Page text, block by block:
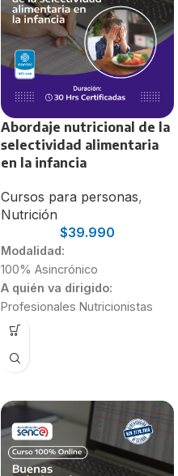
Abordaje nutricional de la
selectividad alimentaria
en la infancia
Cursos para personas,
Nutrición
$39.990
Modalidad:
100% Asincrónico
A quién va dirigido:
Profesionales Nutricionistas
Estudiantes de 4to y 5to año
30 Horas